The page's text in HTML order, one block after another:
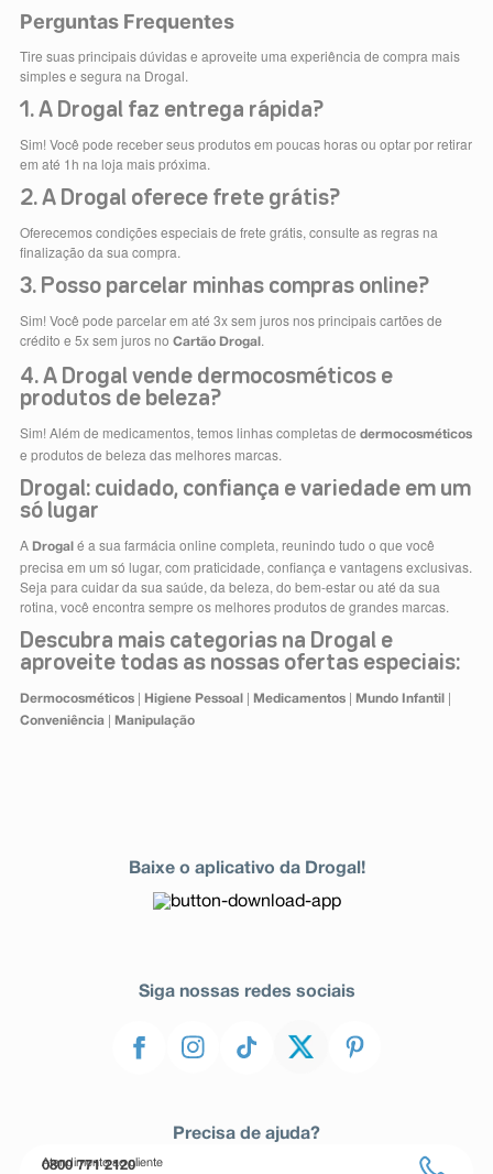
Perguntas Frequentes
Tire suas principais dúvidas e aproveite uma experiência de compra mais
simples e segura na Drogal.
1. A Drogal faz entrega rápida?
Sim! Você pode receber seus produtos em poucas horas ou optar por retirar
em até 1h na loja mais próxima.
2. A Drogal oferece frete grátis?
Oferecemos condições especiais de frete grátis, consulte as regras na
finalização da sua compra.
3. Posso parcelar minhas compras online?
Sim! Você pode parcelar em até 3x sem juros nos principais cartões de
crédito e 5x sem juros no Cartão Drogal .
4. A Drogal vende dermocosméticos e
produtos de beleza?
Sim! Além de medicamentos, temos linhas completas de dermocosméticos
e produtos de beleza das melhores marcas.
Drogal: cuidado, confiança e variedade em um
só lugar
A Drogal é a sua farmácia online completa, reunindo tudo o que você
precisa em um só lugar, com praticidade, confiança e vantagens exclusivas.
Seja para cuidar da sua saúde, da beleza, do bem-estar ou até da sua
rotina, você encontra sempre os melhores produtos de grandes marcas.
Descubra mais categorias na Drogal e
aproveite todas as nossas ofertas especiais:
Dermocosméticos| Higiene Pessoal | Medicamentos| Mundo Infantil |
Conveniência| Manipulação
Baixe o aplicativo da Drogal!
Siga nossas redes sociais
Precisa de ajuda?
Atendimento ao cliente
0800 771 2120